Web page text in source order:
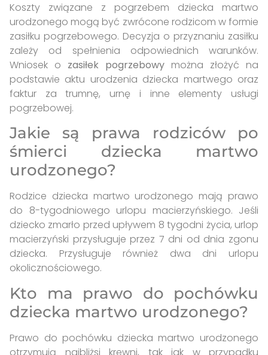
Koszty związane z pogrzebem dziecka martwo
urodzonego mogą być zwrócone rodzicom w formie
zasiłku pogrzebowego. Decyzja o przyznaniu zasiłku
zależy od spełnienia odpowiednich warunków.
Wniosek o zasiłek pogrzebowy można złożyć na
podstawie aktu urodzenia dziecka martwego oraz
faktur za trumnę, urnę i inne elementy usługi
pogrzebowej.
Jakie są prawa rodziców po
śmierci dziecka martwo
urodzonego?
Rodzice dziecka martwo urodzonego mają prawo
do 8-tygodniowego urlopu macierzyńskiego. Jeśli
dziecko zmarło przed upływem 8 tygodni życia, urlop
macierzyński przysługuje przez 7 dni od dnia zgonu
dziecka. Przysługuje również dwa dni urlopu
okolicznościowego.
Kto ma prawo do pochówku
dziecka martwo urodzonego?
Prawo do pochówku dziecka martwo urodzonego
otrzymują najbliżsi krewni, tak jak w przypadku